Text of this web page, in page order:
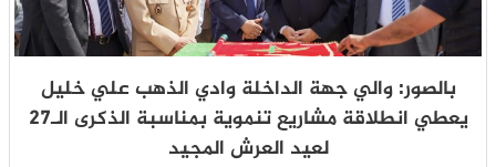
بالصور: والي جهة الداخلة وادي الذهب علي خليل
يعطي انطلاقة مشاريع تنموية بمناسبة الذكرى الـ27
لعيد العرش المجيد